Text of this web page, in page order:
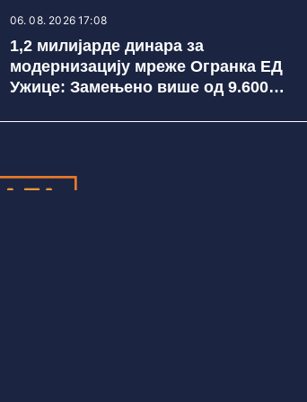
06. 08. 2026 17:08
1,2 милијарде динара за
модернизацију мреже Огранка ЕД
Ужице: Замењено више од 9.600